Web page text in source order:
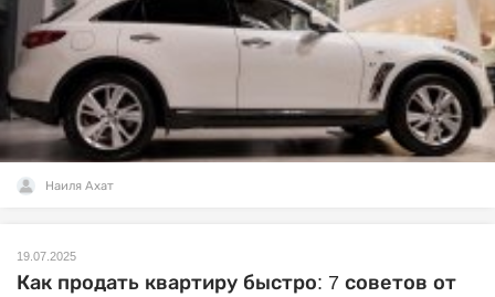
Наиля Ахат
19.07.2025
Как продать квартиру быстро: 7 советов от